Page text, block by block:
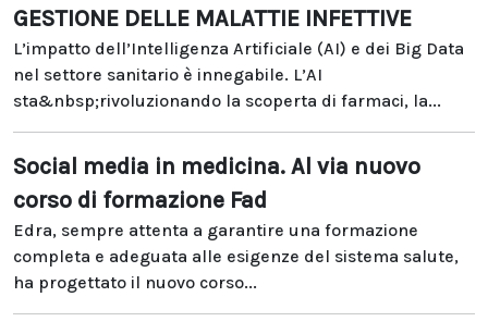
GESTIONE DELLE MALATTIE INFETTIVE
L’impatto dell’Intelligenza Artificiale (AI) e dei Big Data
nel settore sanitario è innegabile. L’AI
sta&nbsp;rivoluzionando la scoperta di farmaci, la...
Social media in medicina. Al via nuovo
corso di formazione Fad
Edra, sempre attenta a garantire una formazione
completa e adeguata alle esigenze del sistema salute,
ha progettato il nuovo corso...